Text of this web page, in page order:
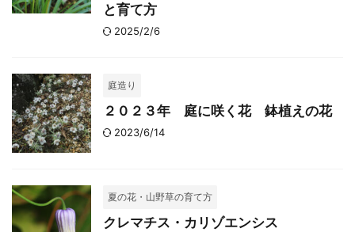
と育て方
2025/2/6
庭造り
２０２３年 庭に咲く花 鉢植えの花
2023/6/14
夏の花・山野草の育て方
クレマチス・カリゾエンシス